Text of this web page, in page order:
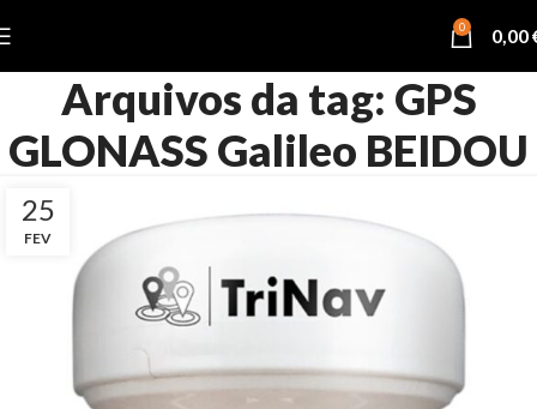
0 0,00
Arquivos da tag: GPS
GLONASS Galileo BEIDOU
25
FEV